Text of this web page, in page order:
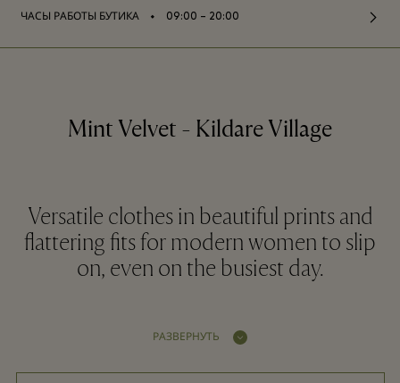
ЧАСЫ РАБОТЫ БУТИКА ⬩ 09:00 – 20:00
Mint Velvet - Kildare Village
Versatile clothes in beautiful prints and
flattering fits for modern women to slip
on, even on the busiest day.
РАЗВЕРНУТЬ